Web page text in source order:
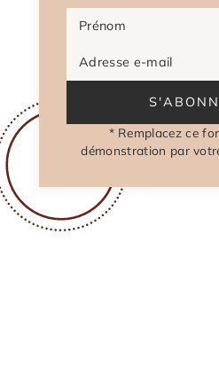
Prénom
Adresse e-mail
* Remplacez ce
démonstration par